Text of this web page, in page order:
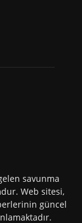
savunma
Web sitesi,
güncel